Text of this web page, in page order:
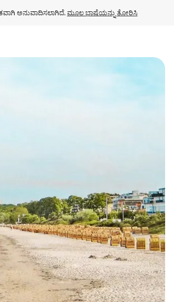
ಅನುವಾದಿಸಲಾಗಿದೆ. ಮೂಲ ಭಾಷೆಯನ್ನು ತೋರಿಸಿ
ಅಥವಾ ಸ್ವೈಪ್ ಗೆಸ್ಚರ್‌ಗಳ ಮೂಲಕ ಅನ್ವೇಷಿಸಿ.